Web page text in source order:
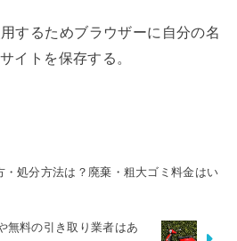
するためブラウザーに自分の名
イトを保存する。
・処分方法は？廃棄・粗大ゴミ料金はい
無料の引き取り業者はあ